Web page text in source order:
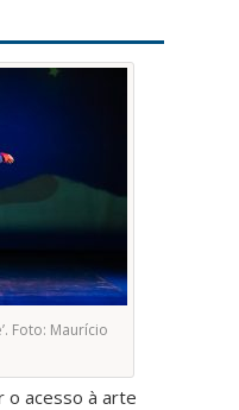
Foto: Maurício
o acesso à arte